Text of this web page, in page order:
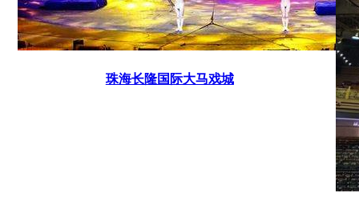
珠海长隆国际大马戏城